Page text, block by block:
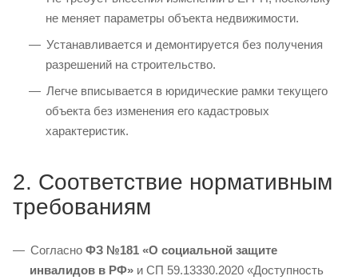
не меняет параметры объекта недвижимости.
Устанавливается и демонтируется без получения
разрешений на строительство.
Легче вписывается в юридические рамки текущего
объекта без изменения его кадастровых
характеристик.
2. Соответствие нормативным
требованиям
Согласно ФЗ №181 «О социальной защите
инвалидов в РФ» и СП 59.13330.2020 «Доступность